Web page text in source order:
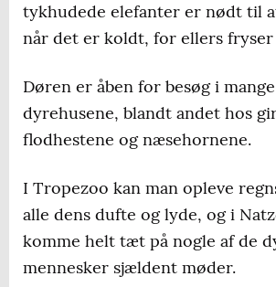
tykhudede elefanter er nødt til
når det er koldt, for ellers
Døren er åben for besøg i
dyrehusene, blandt andet hos
flodhestene og næsehornene.
I Tropezoo kan man opleve
alle dens dufte og lyde, og i
komme helt tæt på nogle af de
mennesker sjældent møder.